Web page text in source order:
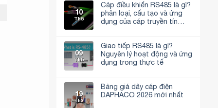
10
Th5
Cáp điều khiển RS485 là gì?
phân loại, cấu tạo và ứng
dụng của cáp truyền tín
bình
luận
ở
Cáp
điều
là
gì?
phân
09
Th5
Giao tiếp RS485 là gì?
Nguyên lý hoạt động và ứng
dụng trong thực tế
bình
luận
ở
19
Th3
Bảng giá dây cáp điện
DAPHACO 2026 mới nhất